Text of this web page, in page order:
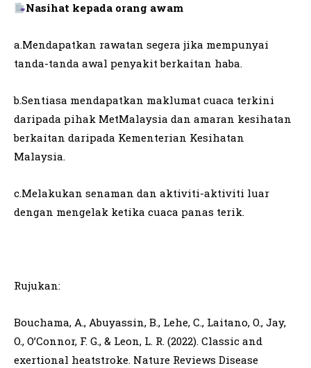
Nasihat kepada orang awam
a.Mendapatkan rawatan segera jika mempunyai
tanda-tanda awal penyakit berkaitan haba.
b.Sentiasa mendapatkan maklumat cuaca terkini
daripada pihak MetMalaysia dan amaran kesihatan
berkaitan daripada Kementerian Kesihatan
Malaysia.
c.Melakukan senaman dan aktiviti-aktiviti luar
dengan mengelak ketika cuaca panas terik.
Rujukan:
Bouchama, A., Abuyassin, B., Lehe, C., Laitano, O., Jay,
O., O’Connor, F. G., & Leon, L. R. (2022). Classic and
exertional heatstroke. Nature Reviews Disease